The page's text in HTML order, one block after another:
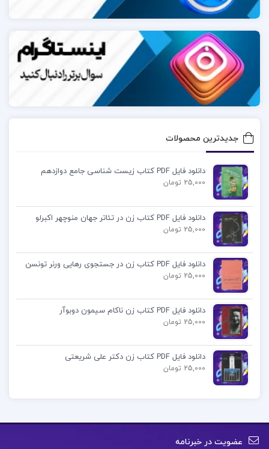
جدیدترین محصولات
دانلود فایل PDF کتاب زیست شناسی جامع دوازدهم
25,000 تومان
دانلود فایل PDF کتاب زن در تئاتر جهان منوچهر اکبرلو
25,000 تومان
دانلود فایل PDF کتاب زن در جستجوی رهایی ورنر تونسن
25,000 تومان
دانلود فایل PDF کتاب زن ناکام سیمون دوبوآر
25,000 تومان
دانلود فایل PDF کتاب زن دکتر علی شریعتی
25,000 تومان
عضویت در خبرنامه